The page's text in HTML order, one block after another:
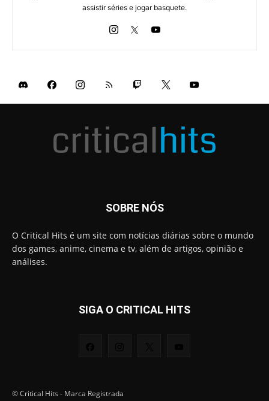
assistir séries e jogar basquete.
SOBRE NÓS
O Critical Hits é um site com notícias diárias sobre o mundo
dos games, anime, cinema e tv, além de artigos, opinião e
análises.
SIGA O CRITICAL HITS
© Critical Hits - Marca Registrada